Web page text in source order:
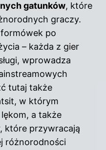
gatunków, które
graczy.
po
– każda z gier
wprowadza
tutaj także
w którym
a także
które przywracają
różnorodności